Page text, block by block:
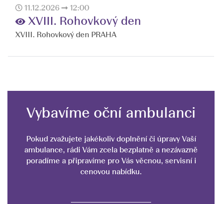
11.12.2026 12:00
XVIII. Rohovkový den
XVIII. Rohovkový den PRAHA
Vybavíme oční ambulanci
Pokud zvažujete jakékoliv doplnění či úpravy Vaší
ambulance, rádi Vám zcela bezplatně a nezávazně
poradíme a připravíme pro Vás věcnou, servisní i
cenovou nabídku.